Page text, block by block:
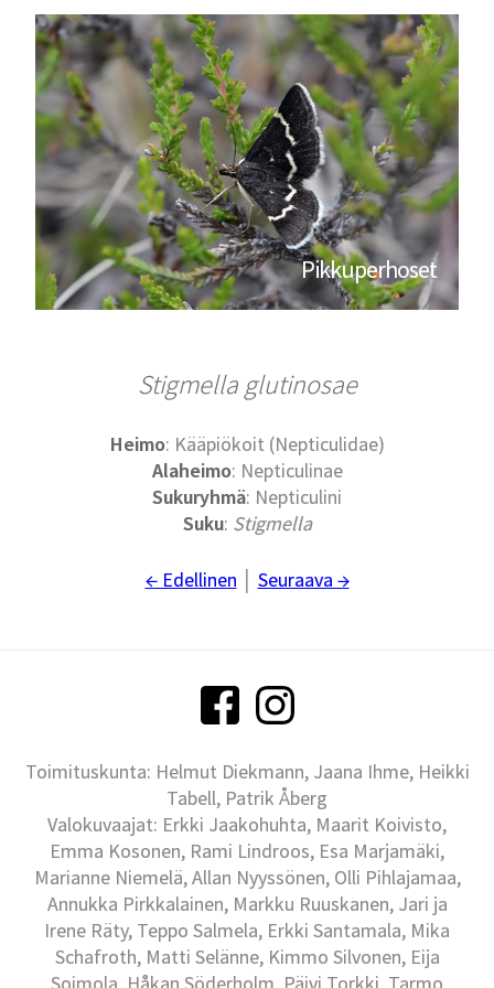
Pikkuperhoset
Stigmella glutinosae
Heimo: Kääpiökoit (Nepticulidae)
Alaheimo: Nepticulinae
Sukuryhmä: Nepticulini
Suku: Stigmella
← Edellinen Seuraava →
Toimituskunta: Helmut Diekmann, Jaana Ihme, Heikki
Tabell, Patrik Åberg
Valokuvaajat: Erkki Jaakohuhta, Maarit Koivisto,
Emma Kosonen, Rami Lindroos, Esa Marjamäki,
Marianne Niemelä, Allan Nyyssönen, Olli Pihlajamaa,
Annukka Pirkkalainen, Markku Ruuskanen, Jari ja
Irene Räty, Teppo Salmela, Erkki Santamala, Mika
Schafroth, Matti Selänne, Kimmo Silvonen, Eija